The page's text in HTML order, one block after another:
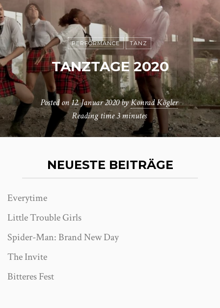
PERFORMANCE TANZ
TANZTAGE 2020
Posted on12. Januar 2020byKonrad Kögler
Reading time3 minutes
NEUESTE BEITRÄGE
Everytime
Little Trouble Girls
Spider-Man: Brand New Day
The Invite
Bitteres Fest